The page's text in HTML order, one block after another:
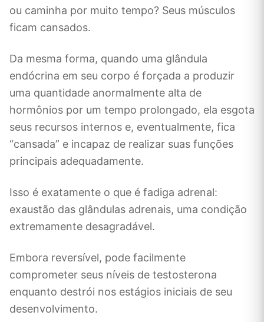
ou caminha por muito tempo? Seus músculos
ficam cansados.
Da mesma forma, quando uma glândula
endócrina em seu corpo é forçada a produzir
uma quantidade anormalmente alta de
hormônios por um tempo prolongado, ela esgota
seus recursos internos e, eventualmente, fica
“cansada” e incapaz de realizar suas funções
principais adequadamente.
Isso é exatamente o que é fadiga adrenal:
exaustão das glândulas adrenais, uma condição
extremamente desagradável.
Embora reversível, pode facilmente
comprometer seus níveis de testosterona
enquanto destrói nos estágios iniciais de seu
desenvolvimento.